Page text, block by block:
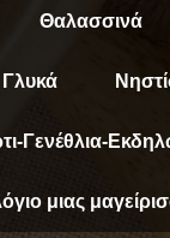
Θαλασσινά
Γλυκά
Γενέθλια-
μιας